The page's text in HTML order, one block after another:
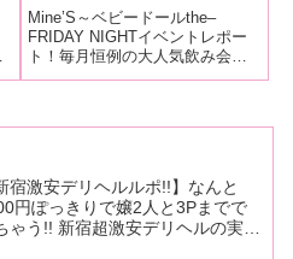
実、天野花乃、和久井美
兎、福田もも、久和原せい
ら、篠宮ねねが制服姿で乾
杯！ 学生時代のエッチな
Mine’S～ベビードールthe–
FRIDAY NIGHTイベントレポー
ト！毎月恒例の大人気飲み会系
イベント「Mine’S～ベビードー
京・代々木にあるA Talk Clu
宿激安デリヘルルポ!!】なんと
円ぽっきりで嬢2人と3Pまでで
ゃう!! 新宿超激安デリヘルの実力